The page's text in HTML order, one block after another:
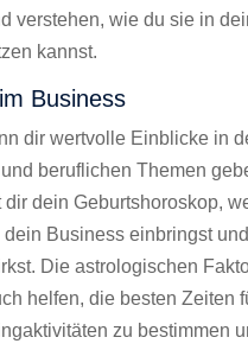
verstehen, wie du sie in
kannst.
Business
dir wertvolle Einblicke in
beruflichen Themen
dir dein Geburtshoroskop,
dein Business einbringst
Die astrologischen
helfen, die besten Zeiten
zu bestimmen